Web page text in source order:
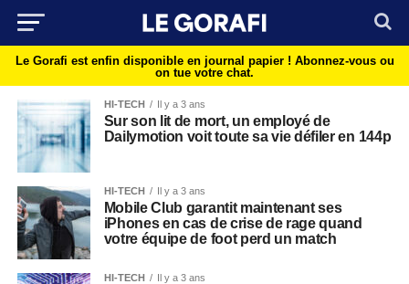
Le Gorafi est enfin disponible en journal papier ! Abonnez-vous ou
on tue votre chat.
HI-TECH Il y a 3 ans
Sur son lit de mort, un employé de
Dailymotion voit toute sa vie défiler en 144p
HI-TECH Il y a 3 ans
Mobile Club garantit maintenant ses
iPhones en cas de crise de rage quand
votre équipe de foot perd un match
HI-TECH Il y a 3 ans